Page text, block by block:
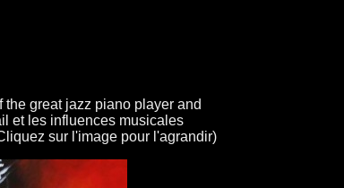
the great jazz piano player and
et les influences musicales
sur l'image pour l'agrandir)